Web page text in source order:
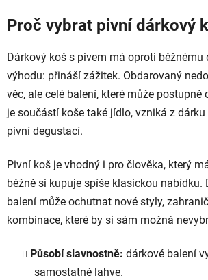
Proč vybrat pivní dárkový
Dárkový koš s pivem má oproti běžnému
výhodu: přináší zážitek. Obdarovaný
věc, ale celé balení, které může postupně
je součástí koše také jídlo, vzniká z
pivní degustací.
Pivní koš je vhodný i pro člověka, který
běžně si kupuje spíše klasickou nabídku.
balení může ochutnat nové styly,
kombinace, které by si sám možná
Působí slavnostně: dárkové balení
samostatné lahve.